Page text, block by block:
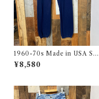
1960-70s Made in USA Sw
eat Pants / 60-70年代 アメ
リカ製 スウェット パンツ 古着
¥8,580